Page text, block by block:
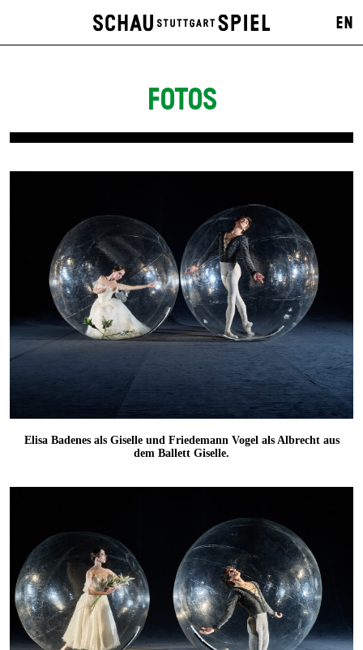
EN
FOTOS
Elisa Badenes als Giselle und Friedemann Vogel als Albrecht aus
dem Ballett Giselle.